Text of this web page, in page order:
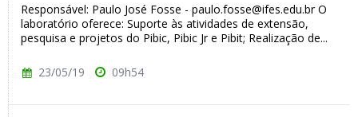
Responsável: Paulo José Fosse - paulo.fosse@ifes.edu.br O
laboratório oferece: Suporte às atividades de extensão,
pesquisa e projetos do Pibic, Pibic Jr e Pibit; Realização de...
23/05/19 09h54